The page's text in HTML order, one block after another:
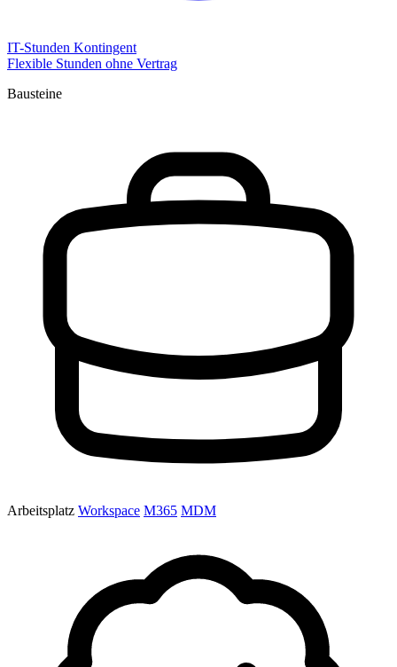
IT-Stunden Kontingent
Flexible Stunden ohne Vertrag
Bausteine
Arbeitsplatz Workspace M365 MDM